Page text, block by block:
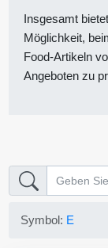
Insgesamt
Möglichkeit,
Food-Artikeln
Angeboten zu
Symbol: E